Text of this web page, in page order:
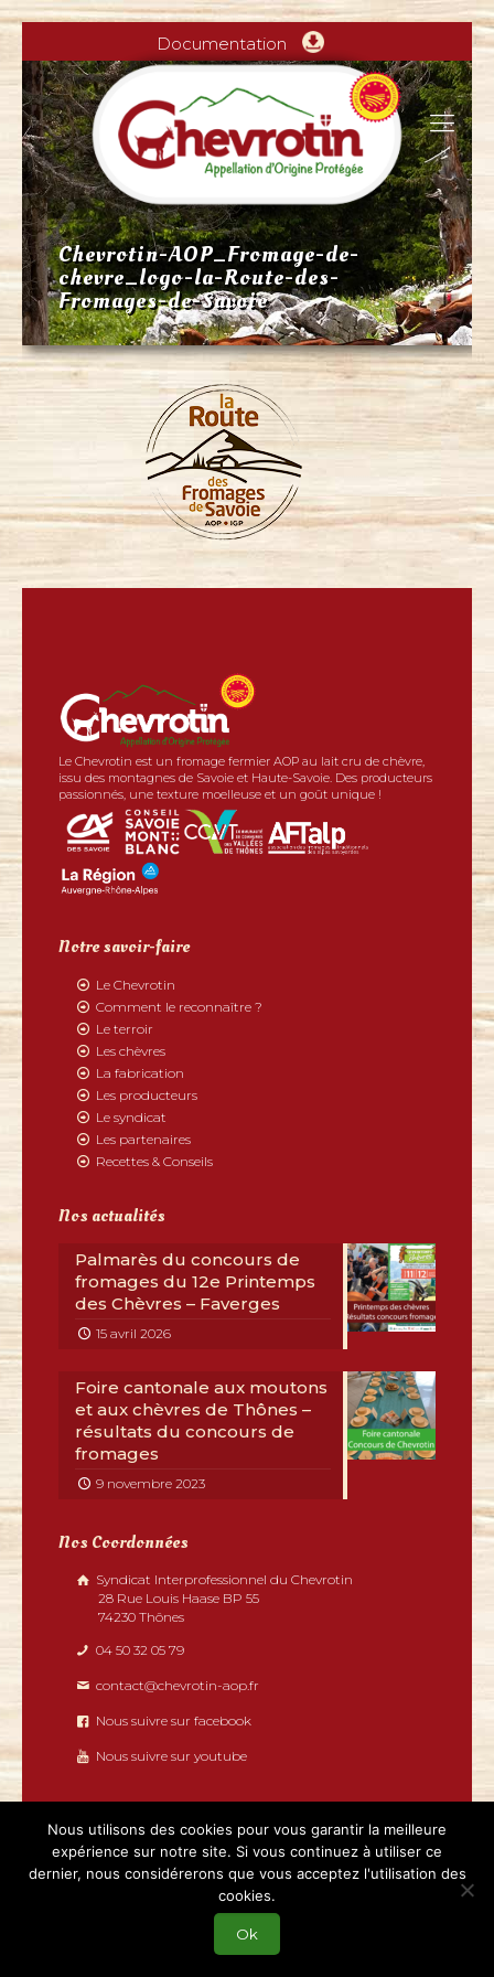
Documentation
Chevrotin-AOP_Fromage-de-
chevre_logo-la-Route-des-
Fromages-de-Savoie
Le Chevrotin est un fromage fermier AOP au lait cru de chèvre,
issu des montagnes de Savoie et Haute-Savoie. Des producteurs
passionnés, une texture moelleuse et un goût unique !
Notre savoir-faire
Le Chevrotin
Comment le reconnaître ?
Le terroir
Les chèvres
La fabrication
Les producteurs
Le syndicat
Les partenaires
Recettes & Conseils
Nos actualités
Palmarès du concours de
fromages du 12e Printemps
des Chèvres – Faverges
15 avril 2026
Foire cantonale aux moutons
et aux chèvres de Thônes –
résultats du concours de
fromages
9 novembre 2023
Nos Coordonnées
Syndicat Interprofessionnel du Chevrotin
28 Rue Louis Haase BP 55
74230 Thônes
04 50 32 05 79
contact@chevrotin-aop.fr
Nous suivre sur facebook
Nous suivre sur youtube
2019 - Chevrotin tous droits réservés | Réalisé par
Licom Développement
Partenaires
Nous utilisons des cookies pour vous garantir la meilleure
expérience sur notre site. Si vous continuez à utiliser ce
dernier, nous considérerons que vous acceptez l'utilisation des
cookies.
Ok